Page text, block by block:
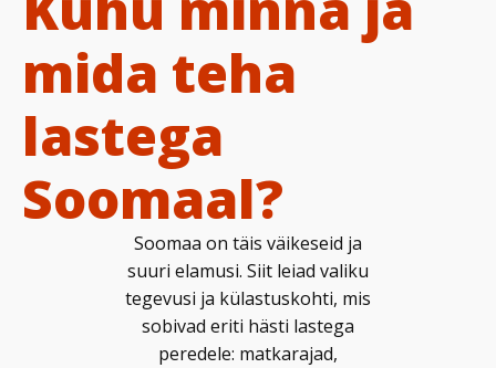
mida teha
lastega
Soomaal?
Soomaa on täis väikeseid ja
suuri elamusi. Siit leiad valiku
tegevusi ja külastuskohti, mis
sobivad eriti hästi lastega
peredele: matkarajad,